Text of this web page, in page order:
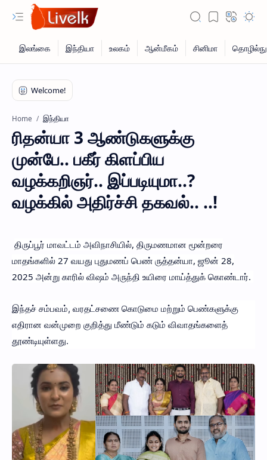
Home இந்தியா
ரிதன்யா 3 ஆண்டுகளுக்கு
முன்பே.. பகீர் கிளப்பிய
வழக்கறிஞர்.. இப்படியுமா..?
வழக்கில் அதிர்ச்சி தகவல்.. ..!
திருப்பூர் மாவட்டம் அவிநாசியில், திருமணமான மூன்றரை
மாதங்களில் 27 வயது புதுமணப் பெண் ருத்தன்யா, ஜூன் 28,
2025 அன்று காரில் விஷம் அருந்தி உயிரை மாய்த்துக் கொண்டார்.
இந்தச் சம்பவம், வரதட்சணை கொடுமை மற்றும் பெண்களுக்கு
எதிரான வன்முறை குறித்து மீண்டும் கடும் விவாதங்களைத்
தூண்டியுள்ளது.